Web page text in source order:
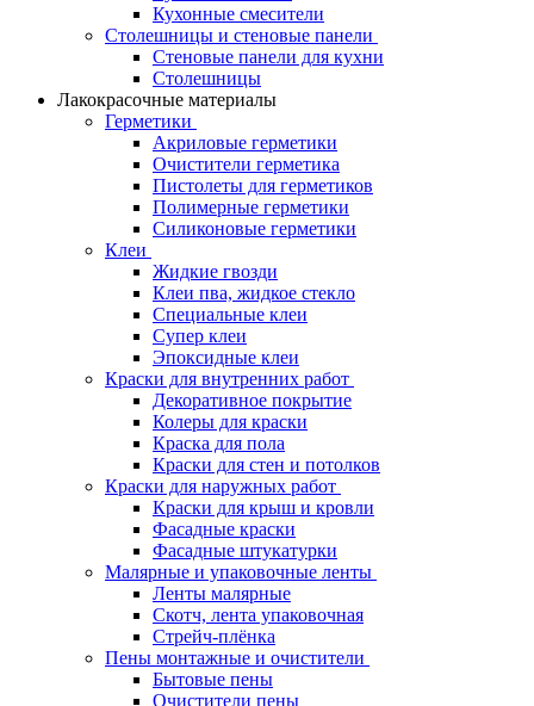
Кухонные смесители
Столешницы и стеновые панели
Стеновые панели для кухни
Столешницы
Лакокрасочные материалы
Герметики
Акриловые герметики
Очистители герметика
Пистолеты для герметиков
Полимерные герметики
Силиконовые герметики
Клеи
Жидкие гвозди
Клеи пва, жидкое стекло
Специальные клеи
Супер клеи
Эпоксидные клеи
Краски для внутренних работ
Декоративное покрытие
Колеры для краски
Краска для пола
Краски для стен и потолков
Краски для наружных работ
Краски для крыш и кровли
Фасадные краски
Фасадные штукатурки
Малярные и упаковочные ленты
Ленты малярные
Скотч, лента упаковочная
Стрейч-плёнка
Пены монтажные и очистители
Бытовые пены
Очистители пены